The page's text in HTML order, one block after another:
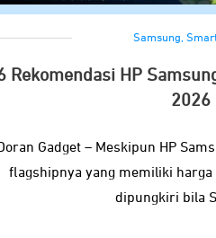
Samsung,
Rekomendasi HP
2026
Gadget – Meskipun HP
flagshipnya yang memiliki
dipungkiri bila